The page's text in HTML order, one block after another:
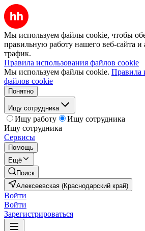
Мы используем файлы cookie, чтобы
правильную работу нашего веб-сайта и
трафик.
Правила использования файлов cookie
Мы используем файлы cookie. Правила
файлов cookie
Понятно
Ищу сотрудника
Ищу работу
Ищу сотрудника
Ищу сотрудника
Сервисы
Помощь
Ещё
Поиск
Алексеевская (Краснодарский край)
Войти
Войти
Зарегистрироваться